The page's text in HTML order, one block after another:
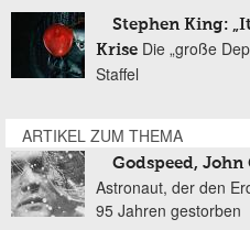
Stephen King:
Krise Die „große
Staffel
ARTIKEL ZUM THEMA
Godspeed, John
Astronaut, der den
95 Jahren gestorben